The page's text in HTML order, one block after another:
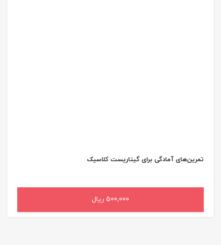
تمرین‌های آمادگی برای گیتاریست کلاسیک
500,000 ریال
افزودن به سبد خرید